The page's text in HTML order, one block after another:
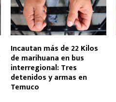
Incautan más de 22 Kilos
de marihuana en bus
interregional: Tres
detenidos y armas en
Temuco